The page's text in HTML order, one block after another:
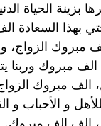
الحياة
بهذا السعادة
مبروك
الف مبروك وربنا
الف مبروك
و الأحباب و
الف الف مبروك.